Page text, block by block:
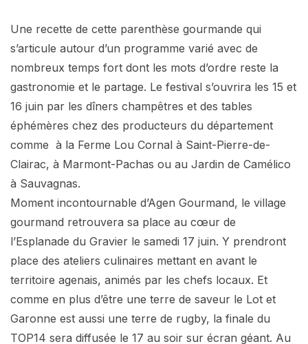
Une recette de cette parenthèse gourmande qui
s’articule autour d’un programme varié avec de
nombreux temps fort dont les mots d’ordre reste la
gastronomie et le partage. Le festival s’ouvrira les 15 et
16 juin par les dîners champêtres et des tables
éphémères chez des producteurs du département
comme à la Ferme Lou Cornal à Saint-Pierre-de-
Clairac, à Marmont-Pachas ou au Jardin de Camélico
à Sauvagnas.
Moment incontournable d’Agen Gourmand, le village
gourmand retrouvera sa place au cœur de
l’Esplanade du Gravier le samedi 17 juin. Y prendront
place des ateliers culinaires mettant en avant le
territoire agenais, animés par les chefs locaux. Et
comme en plus d’être une terre de saveur le Lot et
Garonne est aussi une terre de rugby, la finale du
TOP14 sera diffusée le 17 au soir sur écran géant. Au